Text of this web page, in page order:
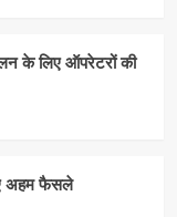
के लिए ऑपरेटरों की
अहम फैसले